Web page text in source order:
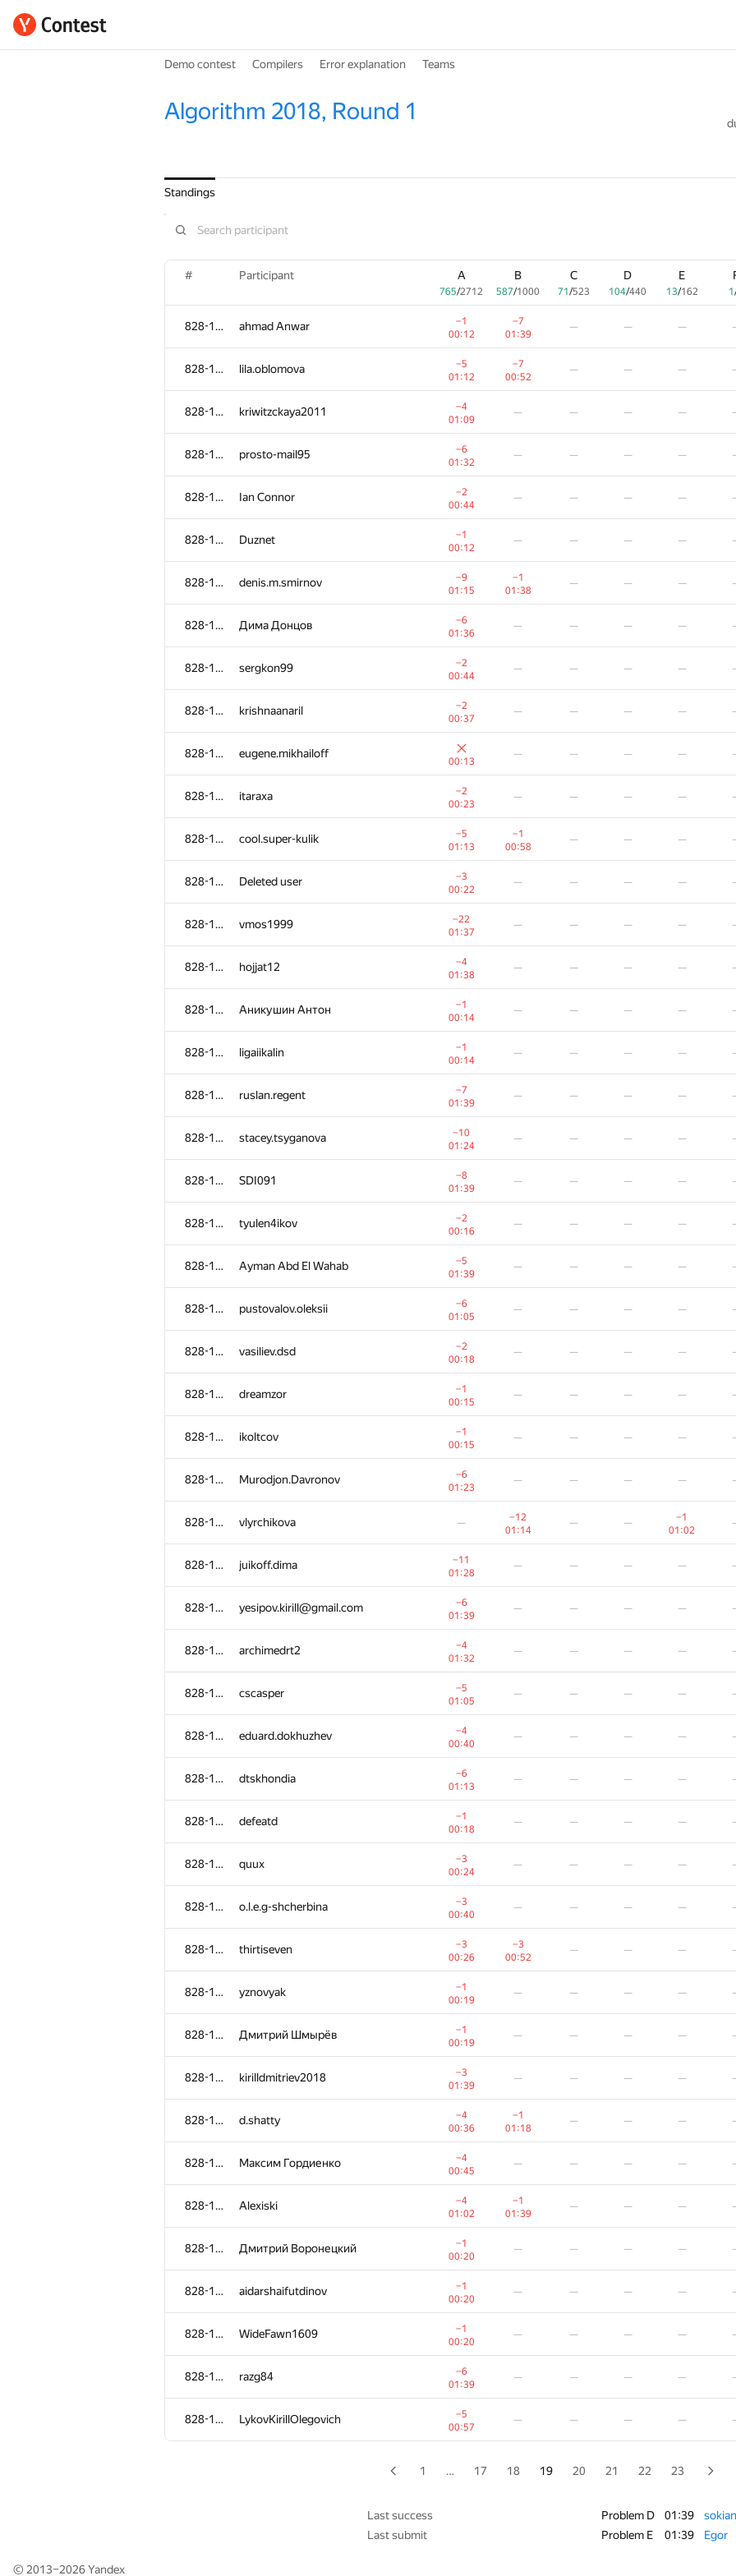
Demo contest Compilers Error explanation Teams
Algorithm 2018, Round 1
Standings
# Participant A
765/2712
B
587/1000
C
71/523
D
104/440
E
13/162 1
828-1115 ahmad Anwar
−1
00:12
−7
01:39
— — —
828-1115 lila.oblomova
−5
01:12
−7
00:52
— — —
828-1115 kriwitzckaya2011
−4
01:09
— — — —
828-1115 prosto-mail95
−6
01:32
— — — —
828-1115 Ian Connor
−2
00:44
— — — —
828-1115 Duznet
−1
00:12
— — — —
828-1115 denis.m.smirnov
−9
01:15
−1
01:38
— — —
828-1115 Дима Донцов
−6
01:36
— — — —
828-1115 sergkon99
−2
00:44
— — — —
828-1115 krishnaanaril
−2
00:37
— — — —
828-1115 eugene.mikhailoff
00:13
— — — —
828-1115 itaraxa
−2
00:23
— — — —
828-1115 cool.super-kulik
−5
01:13
−1
00:58
— — —
828-1115 Deleted user
−3
00:22
— — — —
828-1115 vmos1999
−22
01:37
— — — —
828-1115 hojjat12
−4
01:38
— — — —
828-1115 Аникушин Антон
−1
00:14
— — — —
828-1115 ligaiikalin
−1
00:14
— — — —
828-1115 ruslan.regent
−7
01:39
— — — —
828-1115 stacey.tsyganova
−10
01:24
— — — —
828-1115 SDI091
−8
01:39
— — — —
828-1115 tyulen4ikov
−2
00:16
— — — —
828-1115 Ayman Abd El Wahab
−5
01:39
— — — —
828-1115 pustovalov.oleksii
−6
01:05
— — — —
828-1115 vasiliev.dsd
−2
00:18
— — — —
828-1115 dreamzor
−1
00:15
— — — —
828-1115 ikoltcov
−1
00:15
— — — —
828-1115 Murodjon.Davronov
−6
01:23
— — — —
828-1115 vlyrchikova —
−12
01:14
— —
−1
01:02
828-1115 juikoff.dima
−11
01:28
— — — —
828-1115 yesipov.kirill@gmail.com
−6
01:39
— — — —
828-1115 archimedrt2
−4
01:32
— — — —
828-1115 cscasper
−5
01:05
— — — —
828-1115 eduard.dokhuzhev
−4
00:40
— — — —
828-1115 dtskhondia
−6
01:13
— — — —
828-1115 defeatd
−1
00:18
— — — —
828-1115 quux
−3
00:24
— — — —
828-1115 o.l.e.g-shcherbina
−3
00:40
— — — —
828-1115 thirtiseven
−3
00:26
−3
00:52
— — —
828-1115 yznovyak
−1
00:19
— — — —
828-1115 Дмитрий Шмырёв
−1
00:19
— — — —
828-1115 kirilldmitriev2018
−3
01:39
— — — —
828-1115 d.shatty
−4
00:36
−1
01:18
— — —
828-1115 Максим Гордиенко
−4
00:45
— — — —
828-1115 Alexiski
−4
01:02
−1
01:39
— — —
828-1115 Дмитрий Воронецкий
−1
00:20
— — — —
828-1115 aidarshaifutdinov
−1
00:20
— — — —
828-1115 WideFawn1609
−1
00:20
— — — —
828-1115 razg84
−6
01:39
— — — —
828-1115 LykovKirillOlegovich
−5
00:57
— — — —
765 / 2712 /1000 /523 104/440 /162 1
ahmad Anwar
−1
00:12
01:39
−5
01:12
00:52
kriwitzckaya2011
−4
01:09
prosto-mail95
−6
01:32
—
Ian Connor
−2
00:44
Duznet
−1
00:12
denis.m.smirnov
−9
01:15
01:38
Дима Донцов
−6
01:36
—
sergkon99
−2
00:44
krishnaanaril
−2
00:37
—
eugene.mikhailoff
00:13
itaraxa
−2
00:23
cool.super-kulik
−5
01:13
00:58
Deleted user
−3
00:22
vmos1999
−22
01:37
— —
1 … 17 18 19 20 21 22 23
Last success Problem D 01:39
sokian
Last submit
Problem E 01:39 Egor
© 2013–2026Yandex